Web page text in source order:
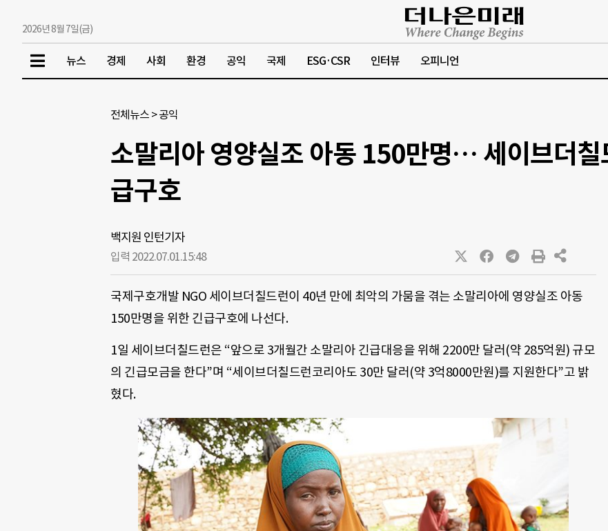
2026년 8월 7일(금)
뉴스 경제 사회 환경 공익 국제 ESG·CSR 인터뷰 오피니언
전체뉴스 >공익
소말리아 영양실조 아동 150만명… 세이브더
급구호
백지원 인턴기자
입력 2022.07.01.15:48
국제구호개발 NGO 세이브더칠드런이 40년 만에 최악의 가뭄을 겪는 소말리아에 영양실조 아동
150만명을 위한 긴급구호에 나선다.
1일 세이브더칠드런은 “앞으로 3개월간 소말리아 긴급대응을 위해 2200만 달러(약 285억원) 규모
의 긴급모금을 한다”며 “세이브더칠드런코리아도 30만 달러(약 3억8000만원)를 지원한다”고 밝
혔다.